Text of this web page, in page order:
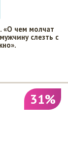
«О чем молчат
слезть с
31%